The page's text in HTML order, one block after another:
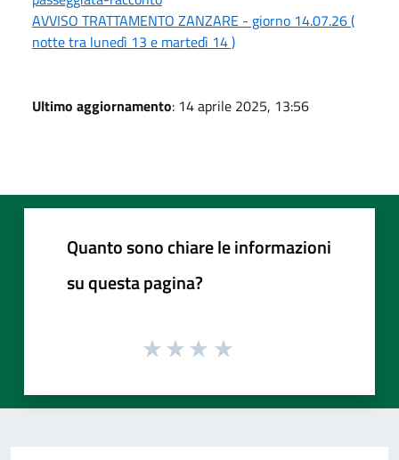
AVVISO TRATTAMENTO ZANZARE - giorno 14.07.26 (
notte tra lunedì 13 e martedì 14 )
Ultimo aggiornamento: 14 aprile 2025, 13:56
Quanto sono chiare le informazioni
su questa pagina?